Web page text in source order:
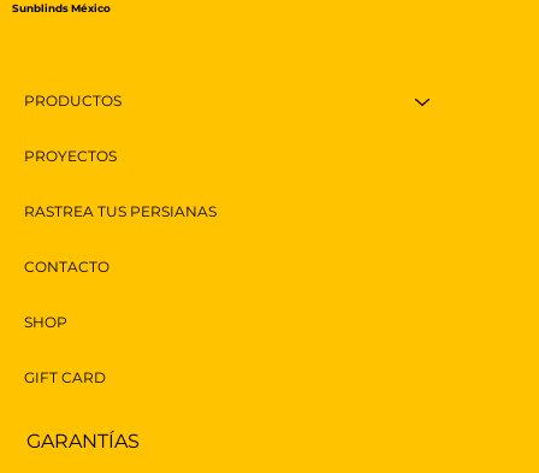
PRODUCTOS
PROYECTOS
RASTREA TUS PERSIANAS
CONTACTO
SHOP
GIFT CARD
Sunblinds México
GARANTÍAS